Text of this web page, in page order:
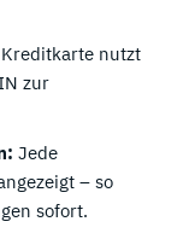
nutzt
zur
Jede
– so
sofort.